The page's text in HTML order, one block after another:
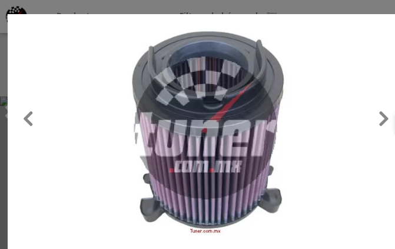
Clients
Productos por marcas Filtros de búsqueda